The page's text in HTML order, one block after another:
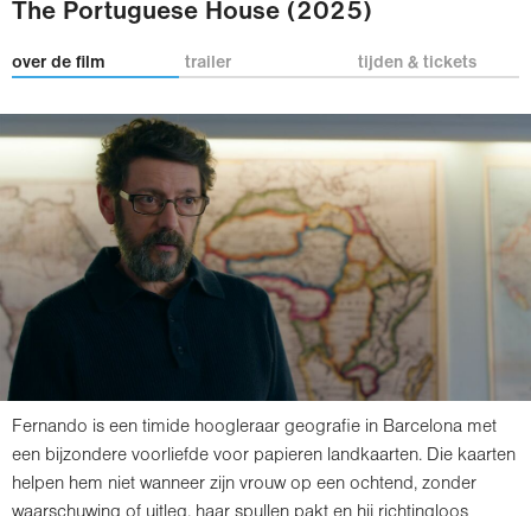
The Portuguese House (2025)
over de film trailer tijden & tickets
Fernando is een timide hoogleraar geografie in Barcelona met
een bijzondere voorliefde voor papieren landkaarten. Die kaarten
helpen hem niet wanneer zijn vrouw op een ochtend, zonder